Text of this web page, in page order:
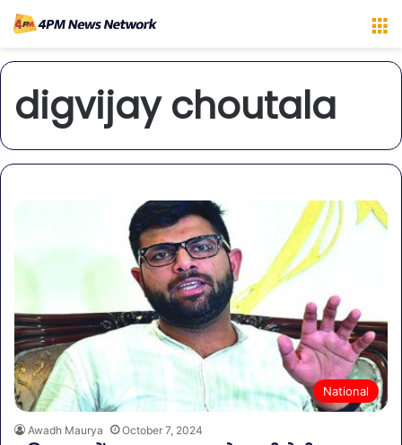
digvijay choutala
National
Awadh Maurya October 7, 2024